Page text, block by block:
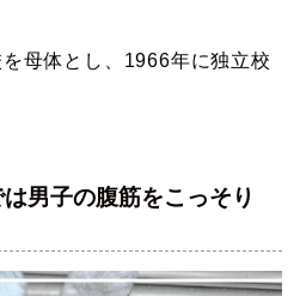
母体とし、1966年に独立校
男子の腹筋をこっそり